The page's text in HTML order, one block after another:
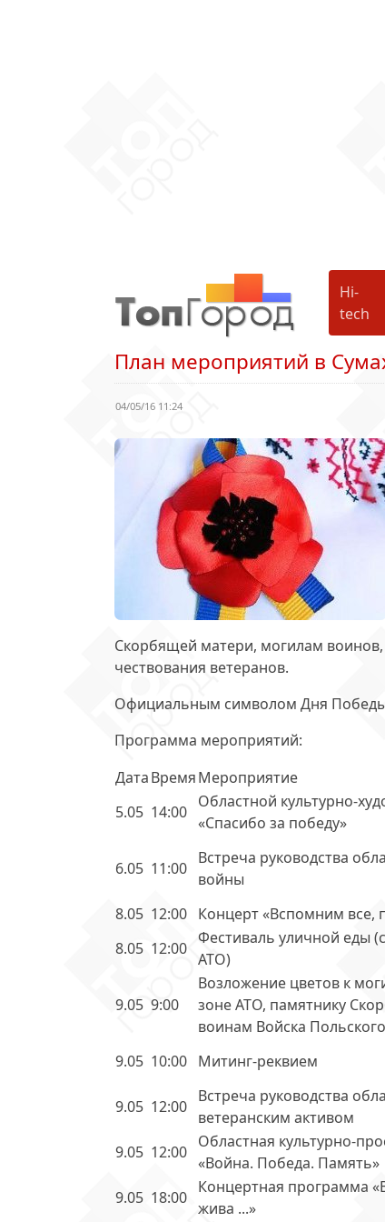
Hi-
tech
План мероприятий в
04/05/16 11:24
Скорбящей матери, могилам
чествования ветеранов.
Официальным символом Дня
Программа мероприятий:
ДатаВремяМероприятие
5.05 14:00
Областной культурно-
«Спасибо за победу»
6.05 11:00
Встреча руководства
войны
8.05 12:00 Концерт «Вспомним все,
8.05 12:00
Фестиваль уличной еды
АТО)
9.05 9:00
Возложение цветов к
зоне АТО, памятнику
воинам Войска Польского
9.05 10:00 Митинг-реквием
9.05 12:00
Встреча руководства
ветеранским активом
9.05 12:00
Областная культурно-
«Война. Победа. Память»
9.05 18:00
Концертная программа
жива ...»